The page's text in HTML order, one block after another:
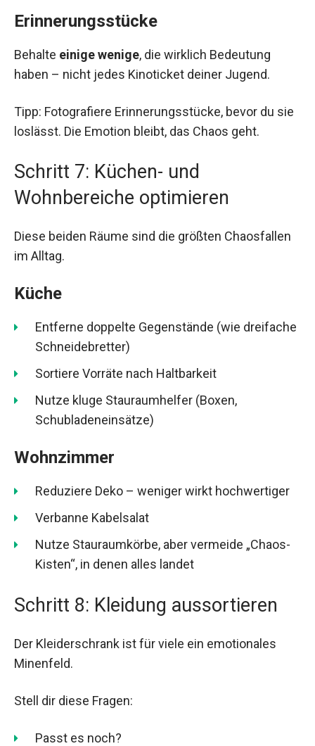
Erinnerungsstücke
Behalte einige wenige, die wirklich Bedeutung
haben – nicht jedes Kinoticket deiner Jugend.
Tipp: Fotografiere Erinnerungsstücke, bevor du sie
loslässt. Die Emotion bleibt, das Chaos geht.
Schritt 7: Küchen- und
Wohnbereiche optimieren
Diese beiden Räume sind die größten Chaosfallen
im Alltag.
Küche
Entferne doppelte Gegenstände (wie dreifache
Schneidebretter)
Sortiere Vorräte nach Haltbarkeit
Nutze kluge Stauraumhelfer (Boxen,
Schubladeneinsätze)
Wohnzimmer
Reduziere Deko – weniger wirkt hochwertiger
Verbanne Kabelsalat
Nutze Stauraumkörbe, aber vermeide „Chaos-
Kisten“, in denen alles landet
Schritt 8: Kleidung aussortieren
Der Kleiderschrank ist für viele ein emotionales
Minenfeld.
Stell dir diese Fragen:
Passt es noch?